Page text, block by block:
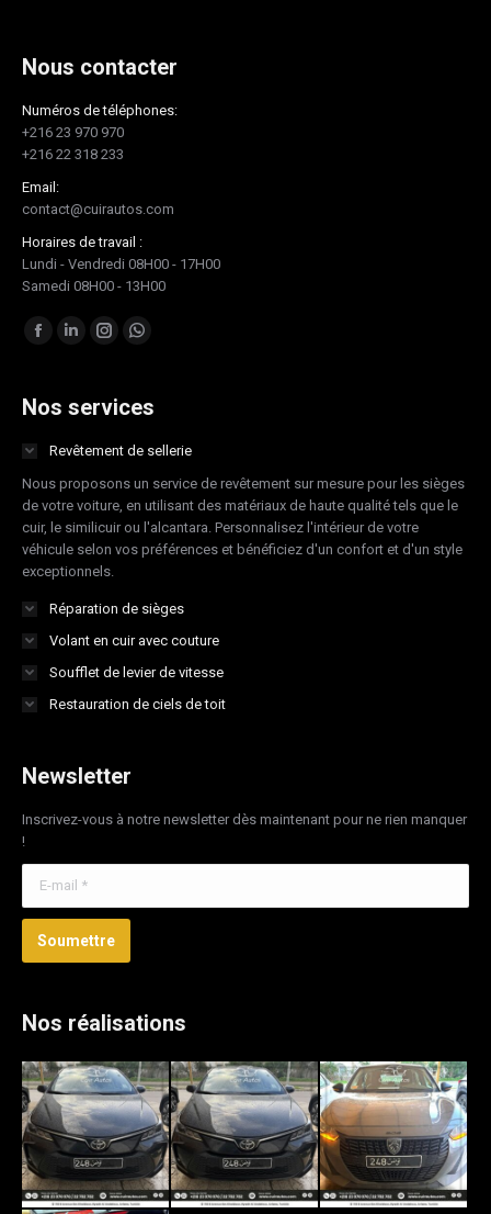
Nous contacter
Numéros de téléphones:
+216 23 970 970
+216 22 318 233
Email:
contact@cuirautos.com
Horaires de travail :
Lundi - Vendredi 08H00 - 17H00
Samedi 08H00 - 13H00
Trouvez nous sur :
Facebook
opens
new
window
LinkedIn
opens
new
window
Instagram
opens
new
window
Whatsapp
opens
new
window
Nos services
Revêtement de sellerie
Nous proposons un service de revêtement sur mesure pour les sièges
de votre voiture, en utilisant des matériaux de haute qualité tels que le
cuir, le similicuir ou l'alcantara. Personnalisez l'intérieur de votre
véhicule selon vos préférences et bénéficiez d'un confort et d'un style
exceptionnels.
Réparation de sièges
Volant en cuir avec couture
Soufflet de levier de vitesse
Restauration de ciels de toit
Newsletter
Inscrivez-vous à notre newsletter dès maintenant pour ne rien manquer
!
Soumettre
Nos réalisations